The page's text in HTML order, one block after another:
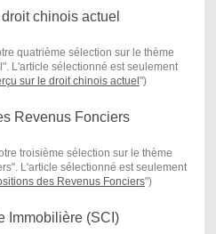
chinois actuel
quatrième sélection sur le thème
L'article sélectionné est seulement
sur le droit chinois actuel ")
Revenus Fonciers
troisième sélection sur le thème
L'article sélectionné est seulement
des Revenus Fonciers")
Immobilière (SCI)